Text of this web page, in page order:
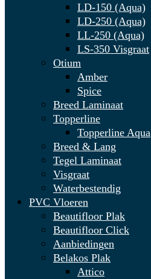
LD-150 (Aqua)
LD-250 (Aqua)
LL-250 (Aqua)
LS-350 Visgraat
Otium
Amber
Spice
Breed Laminaat
Topperline
Topperline Aqua
Breed & Lang
Tegel Laminaat
Visgraat
Waterbestendig
PVC Vloeren
Beautifloor Plak
Beautifloor Click
Aanbiedingen
Belakos Plak
Attico